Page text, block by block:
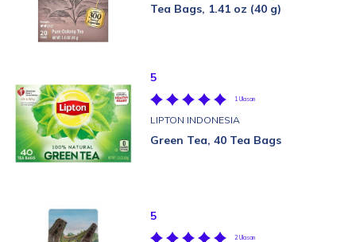
Tea Bags, 1.41 oz (40 g)
5
1 Ulasan
LIPTON INDONESIA
Green Tea, 40 Tea Bags
5
2 Ulasan